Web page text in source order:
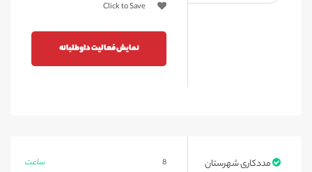
Click to Save
نمایش فعالیت داوطلبانه
مددکاری شهرستان ساعت
8